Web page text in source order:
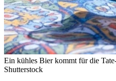
Ein kühles Bier kommt für die
Shutterstock